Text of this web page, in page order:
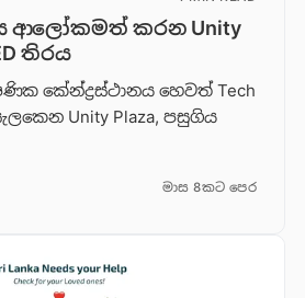
ආලෝකමත් කරන Unity
තිරය
කේන්ද්‍රස්ථානය හෙවත් Tech
Unity Plaza, පසුගිය
මාස 8කට පෙර